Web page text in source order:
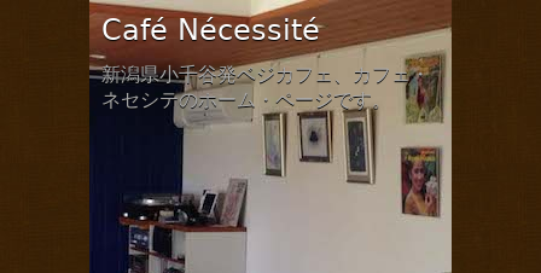
Café Nécessité
新潟県小千谷発ベジカフェ、カフェ・
ネセシテのホーム・ページです。